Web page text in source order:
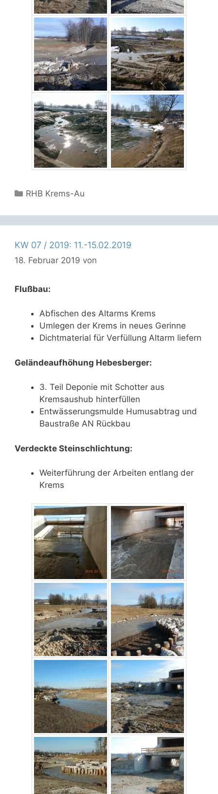
Kategorien
RHB Krems-Au
KW 07 / 2019: 11.-15.02.2019
18. Februar 2019 von
Flußbau:
Abfischen des Altarms Krems
Umlegen der Krems in neues Gerinne
Dichtmaterial für Verfüllung Altarm liefern
Geländeaufhöhung Hebesberger:
3. Teil Deponie mit Schotter aus
Kremsaushub hinterfüllen
Entwässerungsmulde Humusabtrag und
Baustraße AN Rückbau
Verdeckte Steinschlichtung:
Weiterführung der Arbeiten entlang der
Krems